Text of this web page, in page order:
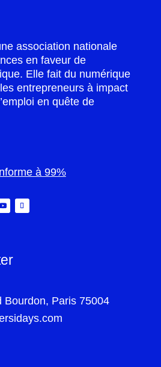
association nationale
en faveur de
Elle fait du numérique
entrepreneurs à impact
en quête de
à 99%
Bourdon, Paris 75004